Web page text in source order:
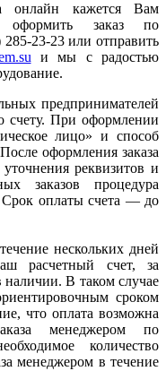
онлайн кажется Вам
заказ по
23-23 или отправить
и мы с радостью
предпринимателей
счету. При оформлении
лицо» и способ
оформления заказа
реквизитов и
заказов процедура
Срок оплаты счета — до
нескольких дней
расчетный счет, за
В таком случае
сроком
что оплата возможна
менеджером по
количество
менеджером в течение